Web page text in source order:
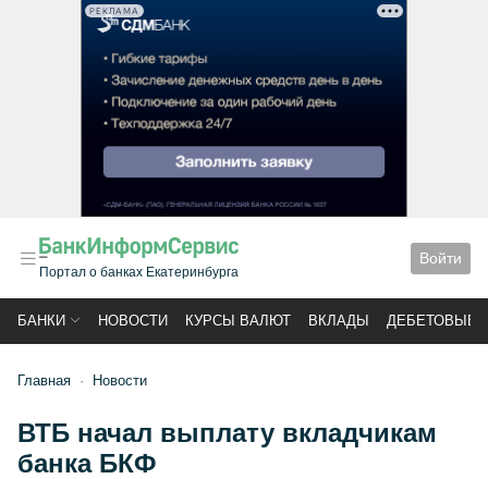
РЕКЛАМА
Портал о банках Екатеринбурга
Войти
БАНКИ НОВОСТИ КУРСЫ ВАЛЮТ ВКЛАДЫ ДЕБЕТОВЫЕ
Главная Новости
ВТБ начал выплату вкладчикам
банка БКФ